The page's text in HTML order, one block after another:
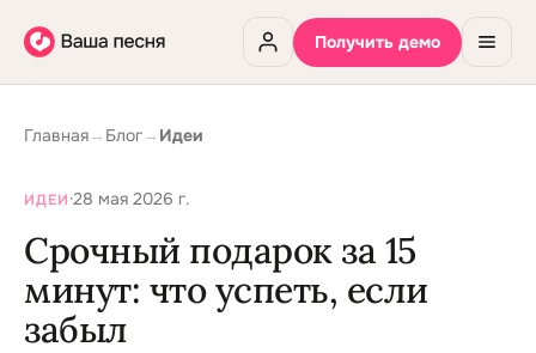
Получить демо
Главная→ Блог→ Идеи
ИДЕИ·28 мая 2026 г.
Срочный подарок за 15
минут: что успеть, если
забыл